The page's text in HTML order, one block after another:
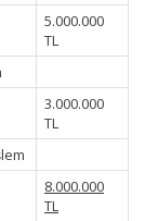
5.000.000
TL
3.000.000
TL
8.000.000
TL